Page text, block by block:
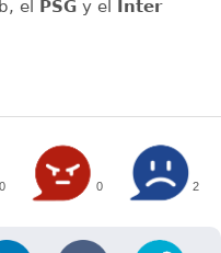
el PSGy el
Inter
0 0 2